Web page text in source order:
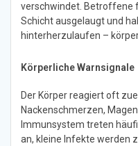
verschwindet. Betroffene
Schicht ausgelaugt und
hinterherzulaufen –
Körperliche Warnsignale
Der Körper reagiert oft
Nackenschmerzen,
Immunsystem treten
an, kleine Infekte werden